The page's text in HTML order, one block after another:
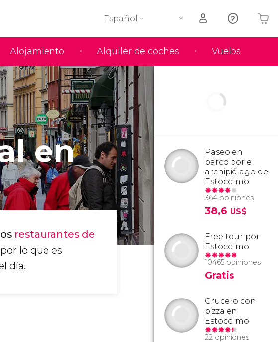
Alojamiento Alquiler de coches Vuelos
Español
Tu carrito está vacío
en
restaurantes de
por lo que es
día.
Paseo en
barco por el
archipiélago de
Estocolmo
364 opiniones
38,6 US$
Free tour por
Estocolmo
10465 opiniones
Gratis
Crucero con
pizza en
Estocolmo
22 opiniones